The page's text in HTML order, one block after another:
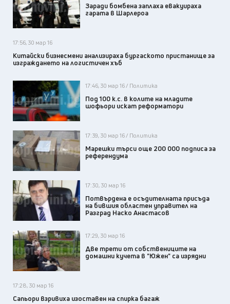
Заради бомбена заплаха евакуираха
гарата в Шарлероа
17:56, 30 мар 16
Китайски бизнесмени анализираха бургаското пристанище за
изграждането на логистичен хъб
17:46, 30 мар 16 / Политика
Под 100 к.с. в колите на младите
шофьори искат реформатори
17:39, 30 мар 16 / Политика
Марешки търси още 200 000 подписа за
референдума
17:30, 30 мар 16
Потвърдена е осъдителната присъда
на бившия областен управител на
Разград Наско Анастасов
17:29, 30 мар 16
Две трети от собствениците на
домашни кучета в "Южен" са изрядни
17:28, 30 мар 16
Сапьори взривиха изоставен на спирка багаж